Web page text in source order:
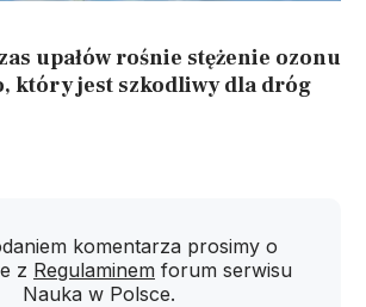
upałów rośnie stężenie ozonu
który jest szkodliwy dla dróg
komentarza prosimy o
z Regulaminem forum serwisu
Nauka w Polsce.